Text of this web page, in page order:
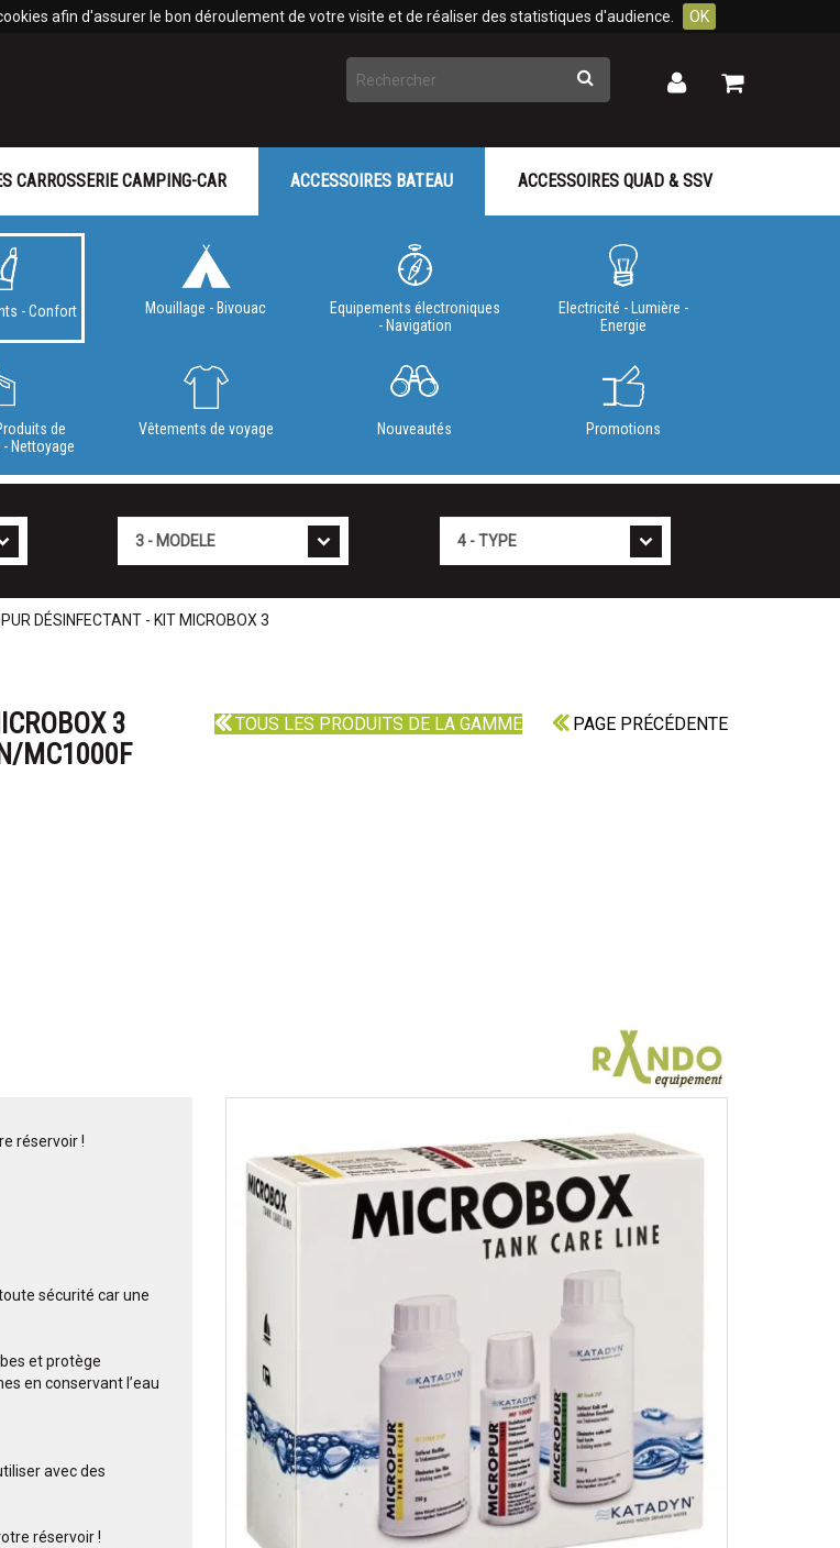
afin d'assurer le bon déroulement de votre visite et de réaliser des statistiques d'audience. OK
Rechercher Mon
Mon
CARROSSERIE CAMPING-CAR ACCESSOIRES BATEAU
- Confort Mouillage - Bivouac
Equipements électroniques
- Navigation
Electricité - Lumière -
Energie
de
Nettoyage
Vêtements de voyage Nouveautés Promotions
ACCESSOIRES QUAD & SSV
DÉSINFECTANT - KIT MICROBOX 3
TOUS LES PRODUITS DE LA GAMME PAGE PRÉCÉDENTE
3
MC1000F
réservoir !
sécurité car une
et protège
en conservant l’eau
avec des
réservoir !